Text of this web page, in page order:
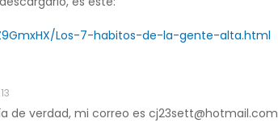
Los-7-habitos-de-la-gente-alta.html
de verdad, mi correo es cj23sett@hotmail.com